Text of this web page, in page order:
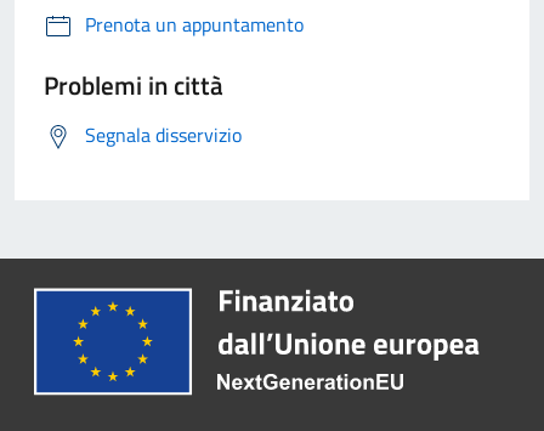
Prenota un appuntamento
Problemi in città
Segnala disservizio